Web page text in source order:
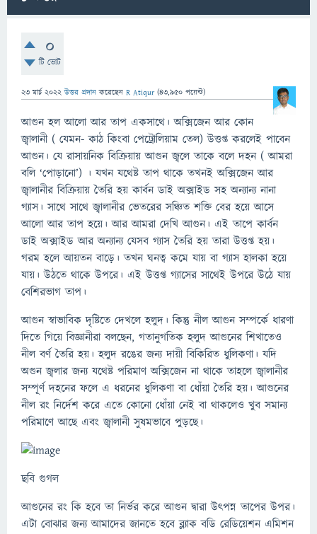
0
টি ভোট
23 মার্চ 2022 উত্তর প্রদান করেছেন R Atiqur (43,950 পয়েন্ট)
আগুন হল আলো আর তাপ একসাথে। অক্সিজেন আর কোন
জ্বালানী ( যেমন- কাঠ কিংবা পেট্রোলিয়াম তেল) উত্তপ্ত করলেই পাবেন
আগুন। যে রাসায়নিক বিক্রিয়ায় আগুন জ্বলে তাকে বলে দহন ( আমরা
বলি ‘পোড়ানো’) । যখন যথেষ্ট তাপ থাকে তখনই অক্সিজেন আর
জ্বালানীর বিক্রিয়ায় তৈরি হয় কার্বন ডাই অক্সাইড সহ অন্যান্য নানা
গ্যাস। সাথে সাথে জ্বালানীর ভেতরের সঞ্চিত শক্তি বের হয়ে আসে
আলো আর তাপ হয়ে। আর আমরা দেখি আগুন। এই তাপে কার্বন
ডাই অক্সাইড আর অন্যান্য যেসব গ্যাস তৈরি হয় তারা উত্তপ্ত হয়।
গরম হলে আয়তন বাড়ে। তখন ঘনত্ব কমে যায় বা গ্যাস হালকা হয়ে
যায়। উঠতে থাকে উপরে। এই উত্তপ্ত গ্যাসের সাথেই উপরে উঠে যায়
বেশিরভাগ তাপ।
আগুন স্বাভাবিক দৃষ্টিতে দেখলে হলুদ। কিন্তু নীল আগুন সম্পর্কে ধারণা
দিতে গিয়ে বিজ্ঞানীরা বলছেন, গতানুগতিক হলুদ আগুনের শিখাতেও
নীল বর্ণ তৈরি হয়। হলুদ রঙের জন্য দায়ী বিকিরিত ধুলিকণা। যদি
অগুন জ্বলার জন্য যথেষ্ট পরিমাণ অক্সিজেন না থাকে তাহলে জ্বালানীর
সম্পূর্ণ দহনের ফলে এ ধরনের ধুলিকণা বা ধোঁয়া তৈরি হয়। আগুনের
নীল রং নির্দেশ করে এতে কোনো ধোঁয়া নেই বা থাকলেও খুব সমান্য
পরিমাণে আছে এবং জ্বালানী সুষমভাবে পুড়ছে।
ছবি গুগল
আগুনের রং কি হবে তা নির্ভর করে আগুন দ্বারা উৎপন্ন তাপের উপর।
এটা বোঝার জন্য আমাদের জানতে হবে ব্ল্যাক বডি রেডিয়েশন এমিশন